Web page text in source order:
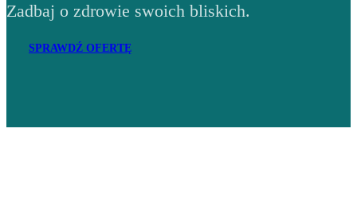
Zadbaj o zdrowie swoich bliskich.
SPRAWDŹ OFERTĘ